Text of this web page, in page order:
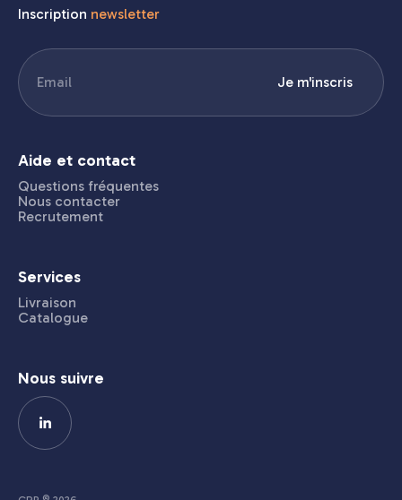
Inscription newsletter
E-
mail (Nécessaire) Je m'inscris
Aide et contact
Questions fréquentes
Nous contacter
Recrutement
Services
Livraison
Catalogue
Nous suivre